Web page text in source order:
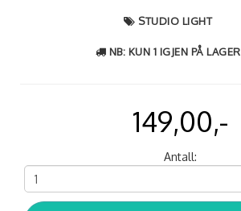
STUDIO LIGHT
NB: KUN 1 IGJEN PÅ LAGER
149,00,-
Antall: